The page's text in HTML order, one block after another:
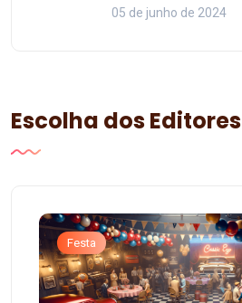
05 de junho de 2024
Escolha dos Editores
Festa